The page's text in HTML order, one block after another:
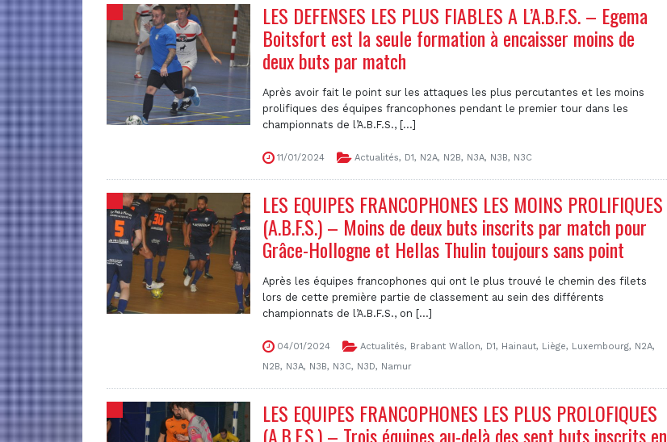
LES DEFENSES LES PLUS FIABLES A L’A.B.F.S. – Egema
Boitsfort est la seule formation à encaisser moins de
deux buts par match
Après avoir fait le point sur les attaques les plus percutantes et les moins
prolifiques des équipes francophones pendant le premier tour dans les
championnats de l’A.B.F.S., [...]
11/01/2024 Actualités, D1, N2A, N2B, N3A, N3B, N3C
LES EQUIPES FRANCOPHONES LES MOINS PROLIFIQUES
(A.B.F.S.) – Moins de deux buts inscrits par match pour
Grâce-Hollogne et Hellas Thulin toujours sans point
Après les équipes francophones qui ont le plus trouvé le chemin des filets
lors de cette première partie de classement au sein des différents
championnats de l’A.B.F.S., on [...]
04/01/2024 Actualités, Brabant Wallon, D1, Hainaut, Liège, Luxembourg, N2A,
N2B, N3A, N3B, N3C, N3D, Namur
LES EQUIPES FRANCOPHONES LES PLUS PROLOFIQUES
(A.B.F.S.) – Trois équipes au-delà des sept buts inscrits en